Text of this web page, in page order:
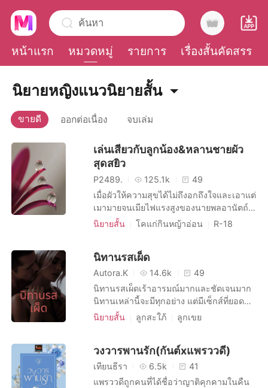
ค้นหา
หน้าแรก หมวดหมู่ รายการ เรื่องสั้นคัดสรร
เติมเงิน
ประวัติการอ่าน
ออกจากระบบ
ดาวน์โหลดแอป
นิยายหญิงแนวนิยายสั้น
ขายดี ออกต่อเนื่อง จบเล่ม
เล่นเสียวกับลูกน้อง&หลานชายผัว
สุดสยิว
P2489. 125.1k
49
เมื่อผัวให้ความสุขได้ไม่ถึงอกถึงใจและเอาแต่
เมามายจนเมียไฟแรงสูงของนายพลอานัตถ์
ต้องไปให้ลูกน้องผัวและหลานชายผัวกระหน่ำ
นิยายสั้น โคแก่กินหญ้าอ่อน
R-18
ความสัมพันธ์ลับ
นิทานรสเผ็ด
Autora.K 14.6k
49
นิทานรสเผ็ดเร้าอารมณ์มากและชัดเจนมาก
นิทานเหล่านี้จะมีทุกอย่าง แต่มีเซ็กส์ที่ยอด
เยี่ยมและน่าตื่นเต้นมากมายสําหรับคุณ
เพลิดเพลินในปริมาณที่พอเหมาะและมี
นิยายสั้น ลูกสะใภ้
ลูกเขย
บทบาทที่เป็นผู้ใหญ่ ชาย
ภาพอนาจาร
โรแมนติก
เพื่อนเซ็กส์
การทรยศ
การยั่วยวน
วงวารพานรัก(กันต์xแพรววดี)
เทียนธีรา 6.5k
41
แพรววดีถูกคนที่ได้ชื่อว่าญาติคุกคามในคืน